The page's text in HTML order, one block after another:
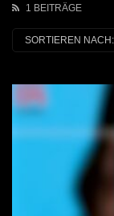
1 BEITRÄGE
SORTIEREN NACH: